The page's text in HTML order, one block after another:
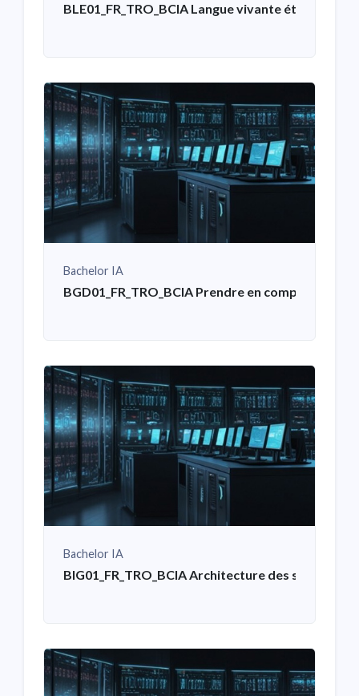
BLE01_FR_TRO_BCIA Langue vivante étrangère –
Bachelor IA
BGD01_FR_TRO_BCIA Prendre en compte les
Bachelor IA
BIG01_FR_TRO_BCIA Architecture des